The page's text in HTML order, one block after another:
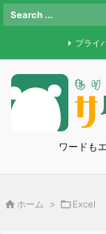
ワードも
プライ
 ホーム > Excel